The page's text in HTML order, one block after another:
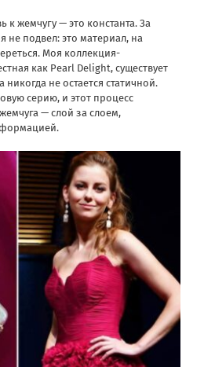
жемчугу — это константа. За
не подвел: это материал, на
Моя коллекция-
как Pearl Delight, существует
не остается статичной.
серию, и этот процесс
— слой за слоем,